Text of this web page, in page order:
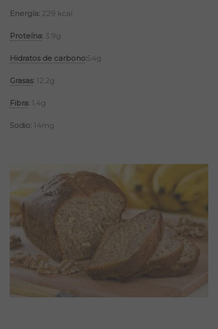
Energía: 229 kcal
Proteína: 3.9g
Hidratos de carbono:54g
Grasas: 12.2g
Fibra: 1.4g
Sodio: 14mg